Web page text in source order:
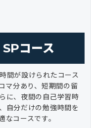
コース
間が設けられたコース
マ分あり、短期間の留
に、夜間の自己学習時
自分だけの勉強時間を
コースです。